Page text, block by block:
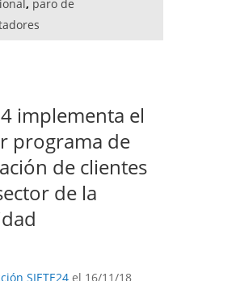
, paro de
implementa el
programa de
de clientes
de la
SIETE24 el 16/11/18